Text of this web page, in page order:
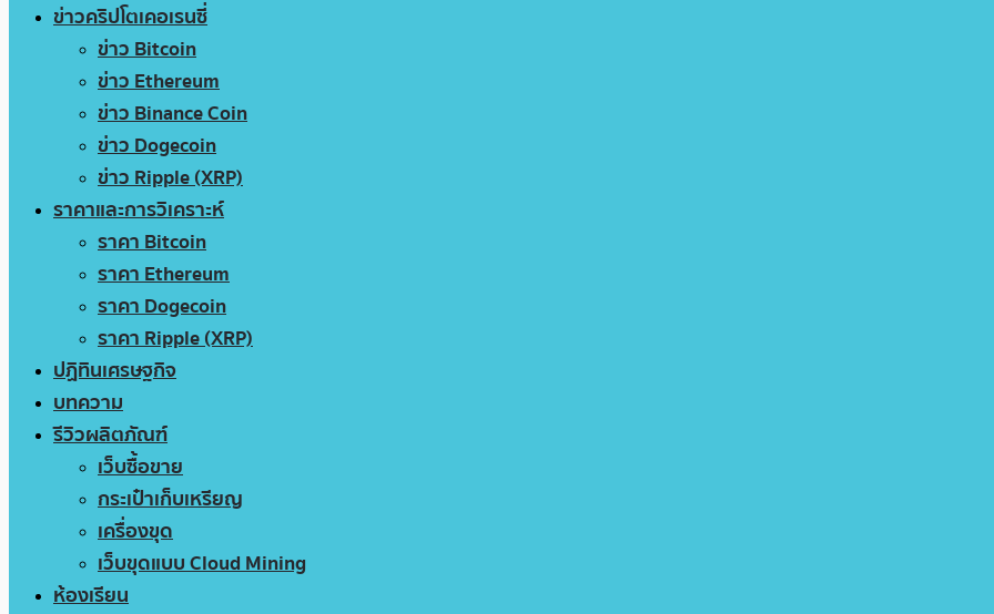
ข่าวคริปโตเคอเรนซี่
ข่าว Bitcoin
ข่าว Ethereum
ข่าว Binance Coin
ข่าว Dogecoin
ข่าว Ripple (XRP)
ราคาและการวิเคราะห์
ราคา Bitcoin
ราคา Ethereum
ราคา Dogecoin
ราคา Ripple (XRP)
ปฏิทินเศรษฐกิจ
บทความ
รีวิวผลิตภัณฑ์
เว็บซื้อขาย
กระเป๋าเก็บเหรียญ
เครื่องขุด
เว็บขุดแบบ Cloud Mining
ห้องเรียน